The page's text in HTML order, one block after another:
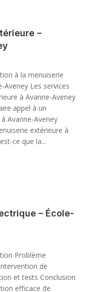
–
à la menuiserie
Aveney Les services
à Avanne-Aveney
appel à un
Avanne-Aveney
extérieure à
ce que la...
– École-
Problème
de
et tests Conclusion
efficace de